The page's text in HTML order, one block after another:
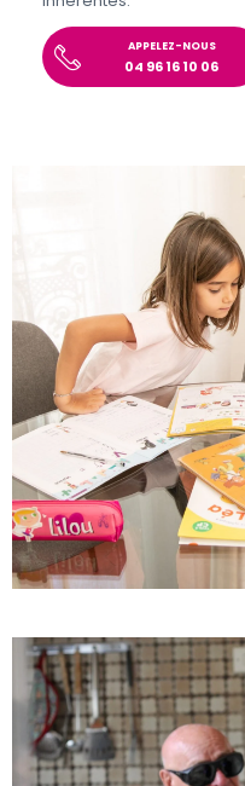
APPELEZ-NOUS
04 96 16 10 06